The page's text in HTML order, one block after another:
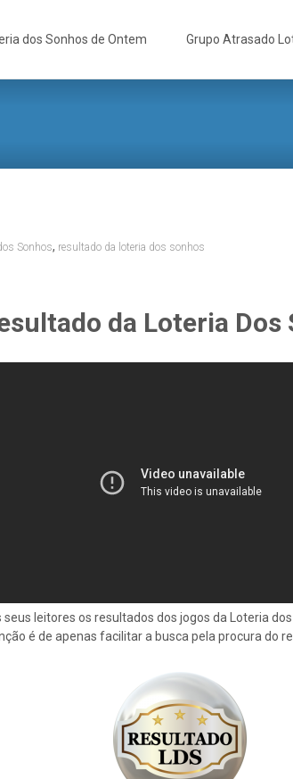
dos Sonhos de Ontem Grupo Atrasado
Sonhos, resultado da loteria dos sonhos
da Loteria Dos
leitores os resultados dos jogos da Loteria
é de apenas facilitar a busca pela procura do